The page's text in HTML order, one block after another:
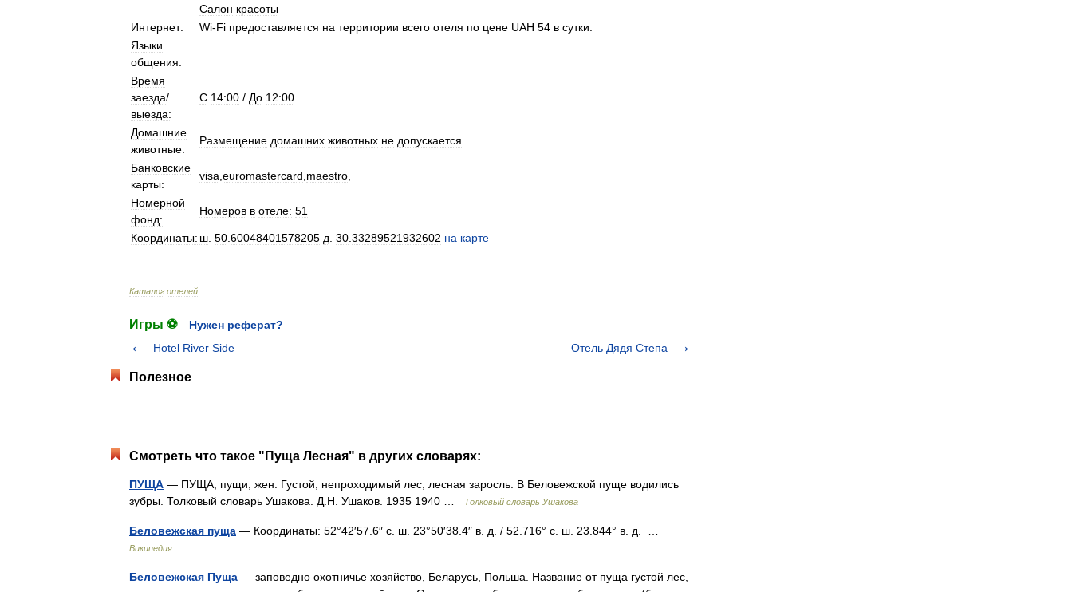
Салон красоты
Интернет:
Wi-Fi предоставляется на территории всего отеля по цене UAH 54 в сутки
Языки
общения:
Время
заезда/
выезда:
C 14:00 / До 12:00
Домашние
животные:
Размещение домашних животных не допускается
Банковские
карты:
visa euromastercard maestro
Номерной
фонд:
Номеров в отеле: 51
Координаты: ш 50 60048401578205 д 30 33289521932602 на карте
Каталог отелей
Игры ⚽
Нужен реферат?
Hotel River Side
Отель Дядя Степа
Полезное
Смотреть что такое "Пуща Лесная" в других словарях:
ПУЩА — ПУЩА, пущи, жен. Густой, непроходимый лес, лесная заросль. В Беловежской пуще водились
зубры. Толковый словарь Ушакова. Д.Н. Ушаков. 1935 1940 …
Толковый словарь Ушакова
Беловежская пуща — Координаты: 52°42′57.6″ с. ш. 23°50′38.4″ в. д. / 52.716° с. ш. 23.844° в. д. …
Википедия
Беловежская Пуща — заповедно охотничье хозяйство, Беларусь, Польша. Название от пуща густой лес,